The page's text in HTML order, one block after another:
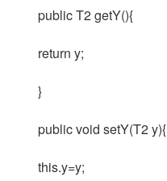
public T2 getY(){
return y;
}
public void setY(T2 y){
this.y=y;